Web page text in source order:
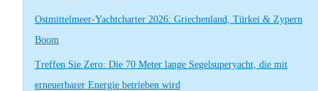
Ostmittelmeer-Yachtcharter 2026: Griechenland, Türkei & Zypern
Boom
Treffen Sie Zero: Die 70 Meter lange Segelsuperyacht, die mit
erneuerbarer Energie betrieben wird